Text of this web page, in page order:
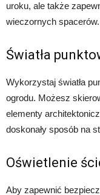
uroku, ale także
wieczornych spacerów.
Światła
Wykorzystaj światła
ogrodu. Możesz
elementy
doskonały sposób na
Oświetlenie
Aby zapewnić